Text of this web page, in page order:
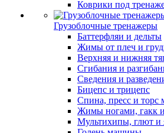
Коврики под
Грузоблочные тренажеры
Баттерфляи и дельты
Жимы от плеч и
Верхняя и нижняя
Сгибания и
Сведения и
Бицепс и трицепс
Спина, пресс и
Жимы ногами, гакк
Мультихипы, глют и